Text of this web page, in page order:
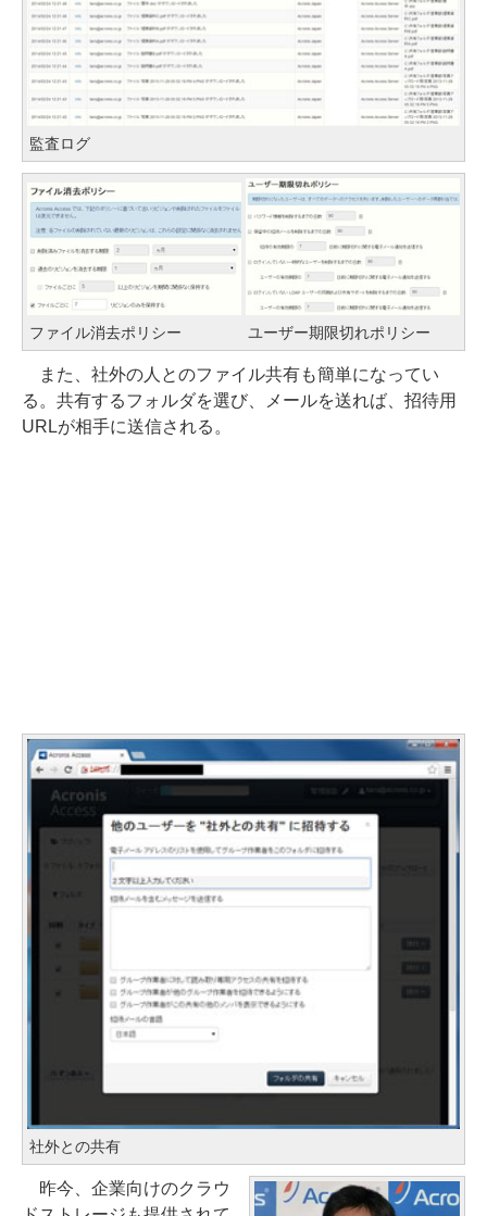
監査ログ
ファイル消去ポリシー ユーザー期限切れポリシー
また、社外の人とのファイル共有も簡単になってい
る。共有するフォルダを選び、メールを送れば、招待用
URLが相手に送信される。
社外との共有
昨今、企業向けのクラウ